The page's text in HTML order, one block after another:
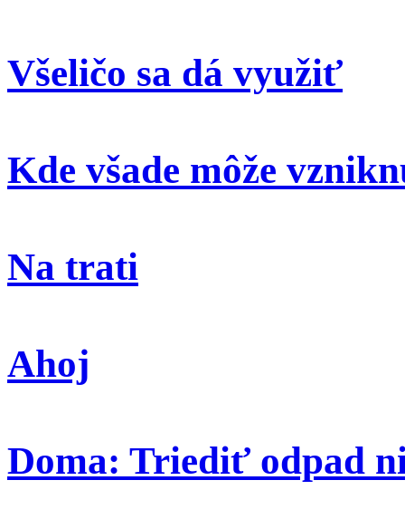
Všeličo sa dá využiť
Kde všade môže
Na trati
Ahoj
Doma: Triediť odpad